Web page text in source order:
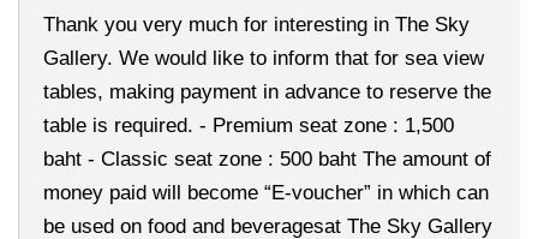
Thank you very much for interesting in The Sky
Gallery. We would like to inform that for sea view
tables, making payment in advance to reserve the
table is required. - Premium seat zone : 1,500
baht - Classic seat zone : 500 baht The amount of
money paid will become “E-voucher” in which can
be used on food and beveragesat The Sky Gallery